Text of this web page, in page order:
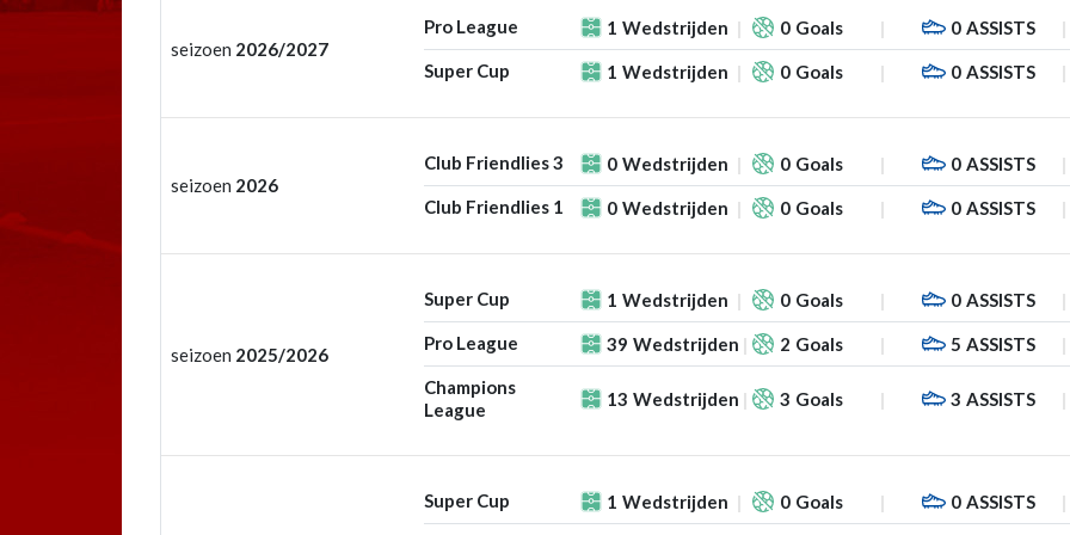
seizoen 2026/2027
Pro League 1 Wedstrijden 0 Goals 0 ASSISTS
Super Cup 1 Wedstrijden 0 Goals 0 ASSISTS
seizoen 2026
Club Friendlies 3 0 Wedstrijden 0 Goals 0 ASSISTS
Club Friendlies 1 0 Wedstrijden 0 Goals 0 ASSISTS
seizoen 2025/2026
Super Cup 1 Wedstrijden 0 Goals 0 ASSISTS
Pro League 39 Wedstrijden 2 Goals 5 ASSISTS
Champions
League
13 Wedstrijden 3 Goals 3 ASSISTS
Super Cup 1 Wedstrijden 0 Goals 0 ASSISTS